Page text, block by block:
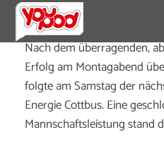
Nach dem überragenden,
Erfolg am Montagabend
folgte am Samstag der
Energie Cottbus. Eine
Mannschaftsleistung stand